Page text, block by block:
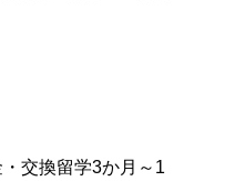
・交換留学3か月～1